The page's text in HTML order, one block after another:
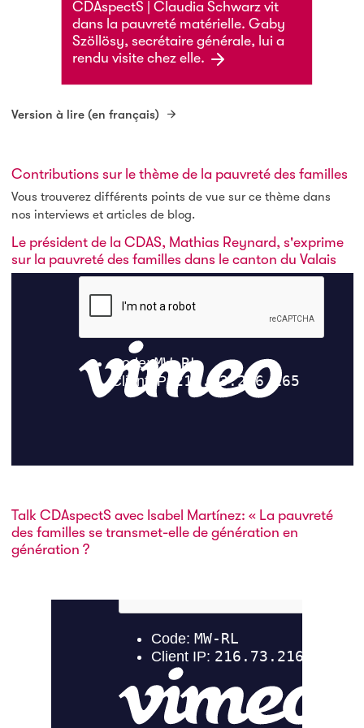
CDAspectS | Claudia Schwarz vit
dans la pauvreté matérielle. Gaby
Szöllösy, secrétaire générale, lui a
rendu visite chez elle.
Version à lire (en français)
Contributions sur le thème de la pauvreté des familles
Vous trouverez différents points de vue sur ce thème dans
nos interviews et articles de blog.
Le président de la CDAS, Mathias Reynard, s'exprime
sur la pauvreté des familles dans le canton du Valais
Talk CDAspectS avec Isabel Martínez: « La pauvreté
des familles se transmet-elle de génération en
génération ?